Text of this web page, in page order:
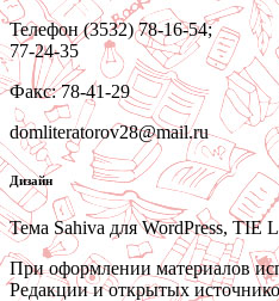
Телефон (3532) 78-16-54;
77-24-35
Факс: 78-41-29
domliteratorov28@mail.ru
Дизайн
Тема Sahiva для WordPress, TIE
При оформлении материалов
Редакции и открытых